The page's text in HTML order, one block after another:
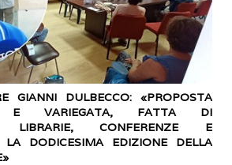
GIANNI DULBECCO: «PROPOSTA
E VARIEGATA, FATTA DI
LIBRARIE, CONFERENZE E
LA DODICESIMA EDIZIONE DELLA